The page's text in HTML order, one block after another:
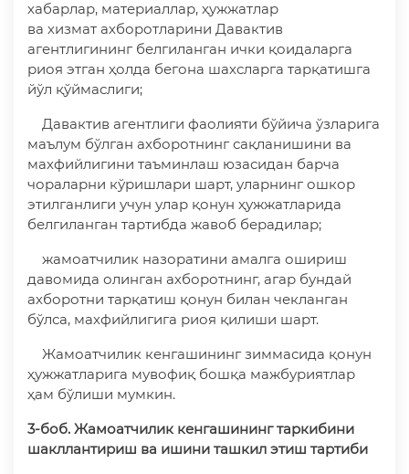
хабарлар, материаллар, ҳужжатлар
ва хизмат ахборотларини Давактив
агентлигининг белгиланган ички қоидаларга
риоя этган ҳолда бегона шахсларга тарқатишга
йўл қўймаслиги;
Давактив агентлиги фаолияти бўйича ўзларига
маълум бўлган ахборотнинг сақланишини ва
махфийлигини таъминлаш юзасидан барча
чораларни кўришлари шарт, уларнинг ошкор
этилганлиги учун улар қонун ҳужжатларида
белгиланган тартибда жавоб берадилар;
жамоатчилик назоратини амалга ошириш
давомида олинган ахборотнинг, агар бундай
ахборотни тарқатиш қонун билан чекланган
бўлса, махфийлигига риоя қилиши шарт.
Жамоатчилик кенгашининг зиммасида қонун
ҳужжатларига мувофиқ бошқа мажбуриятлар
ҳам бўлиши мумкин.
3-боб. Жамоатчилик кенгашининг таркибини
шакллантириш ва ишини ташкил этиш тартиби